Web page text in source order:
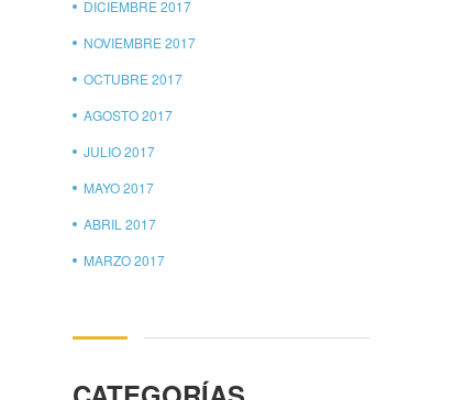
DICIEMBRE 2017
NOVIEMBRE 2017
OCTUBRE 2017
AGOSTO 2017
JULIO 2017
MAYO 2017
ABRIL 2017
MARZO 2017